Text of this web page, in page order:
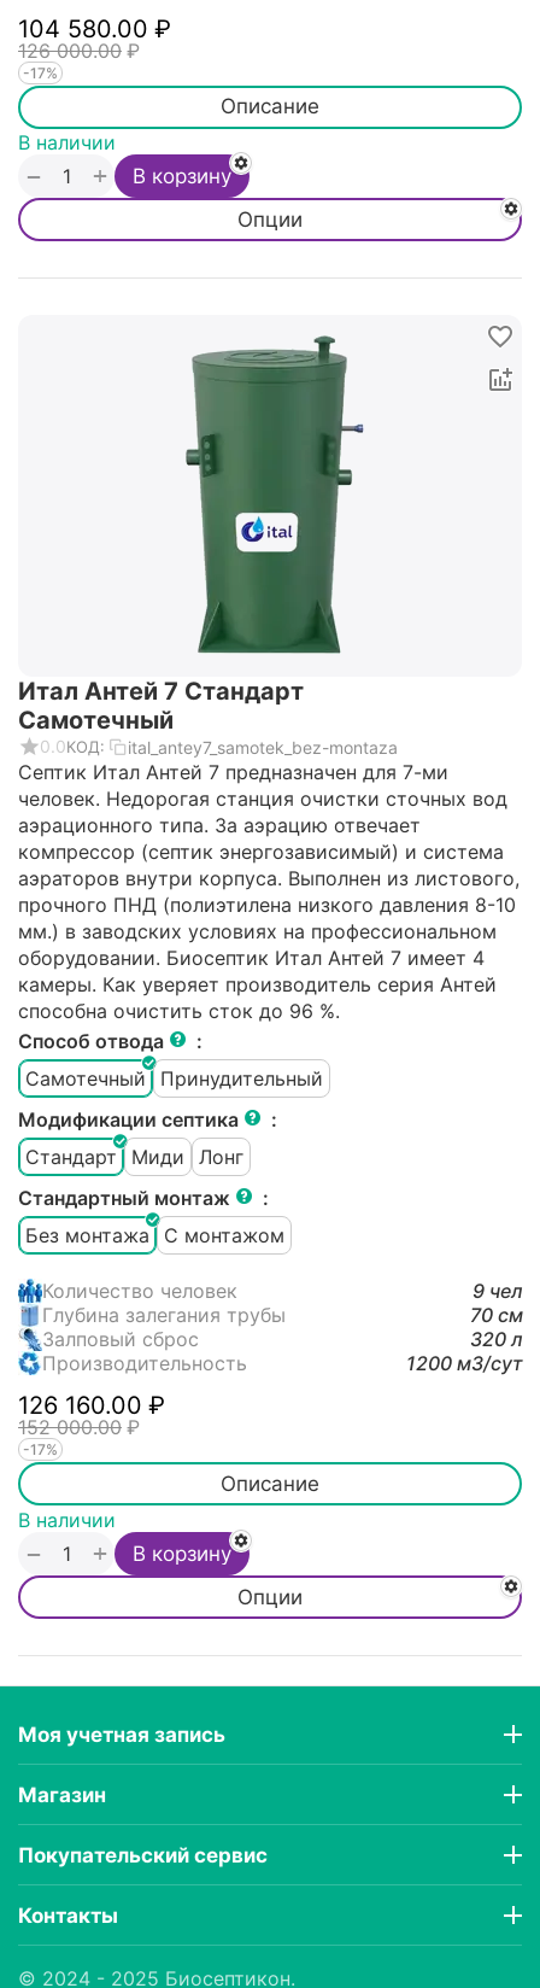
104 580.00 ₽
126 000.00 ₽
-17%
Описание
Опции
В наличии
+
− В корзину
Итал Антей 7 Стандарт
Самотечный
0.0КОД: ital_antey7_samotek_bez-montaza
Септик Итал Антей 7 предназначен для 7-ми
человек. Недорогая станция очистки сточных вод
аэрационного типа. За аэрацию отвечает
компрессор (септик энергозависимый) и система
аэраторов внутри корпуса. Выполнен из листового,
прочного ПНД (полиэтилена низкого давления 8-10
мм.) в заводских условиях на профессиональном
оборудовании. Биосептик Итал Антей 7 имеет 4
камеры. Как уверяет производитель серия Антей
способна очистить сток до 96 %.
Способ отвода
:
Самотечный
Принудительный
Модификации септика
:
Стандарт
Миди
Лонг
Стандартный монтаж
:
Без монтажа
С монтажом
Количество человек
9 чел
Глубина залегания трубы
70 см
Залповый сброс
320 л
Производительность
1200 м3/cут
126 160.00 ₽
152 000.00 ₽
-17%
Описание
Опции
В наличии
+
− В корзину
Моя учетная запись
Магазин
Покупательский сервис
Контакты
© 2024 - 2025 Биосептикон.